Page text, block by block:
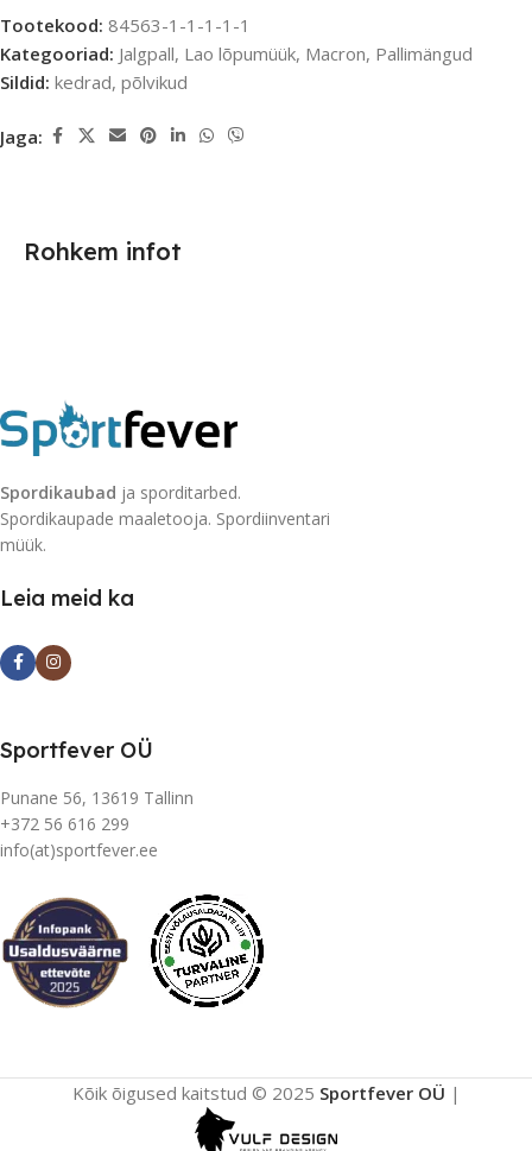
Tootekood: 84563-1-1-1-1-1
Kategooriad: Jalgpall, Lao lõpumüük, Macron, Pallimängud
Sildid: kedrad, põlvikud
Jaga:
Rohkem infot
Spordikaubad ja sporditarbed.
Spordikaupade maaletooja. Spordiinventari
müük.
Leia meid ka
Sportfever OÜ
Punane 56, 13619 Tallinn
+372 56 616 299
info(at)sportfever.ee
Kõik õigused kaitstud © 2025 Sportfever OÜ |